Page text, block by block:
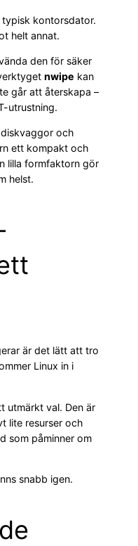
typisk kontorsdator.
helt annat.
den för säker
nwipe kan
går att återskapa –
utrustning.
och
ett kompakt och
lilla formfaktorn gör
helst.
är det lätt att tro
Linux in i
utmärkt val. Den är
lite resurser och
som påminner om
snabb igen.